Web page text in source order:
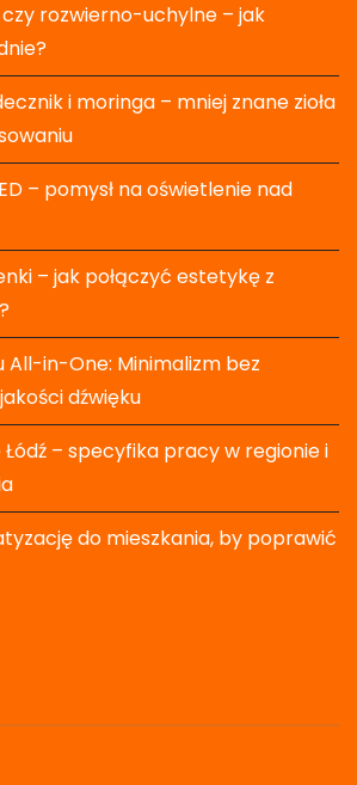
rozwierno-uchylne – jak
i moringa – mniej znane zioła
– pomysł na oświetlenie nad
– jak połączyć estetykę z
All-in-One: Minimalizm bez
dźwięku
– specyfika pracy w regionie i
do mieszkania, by poprawić